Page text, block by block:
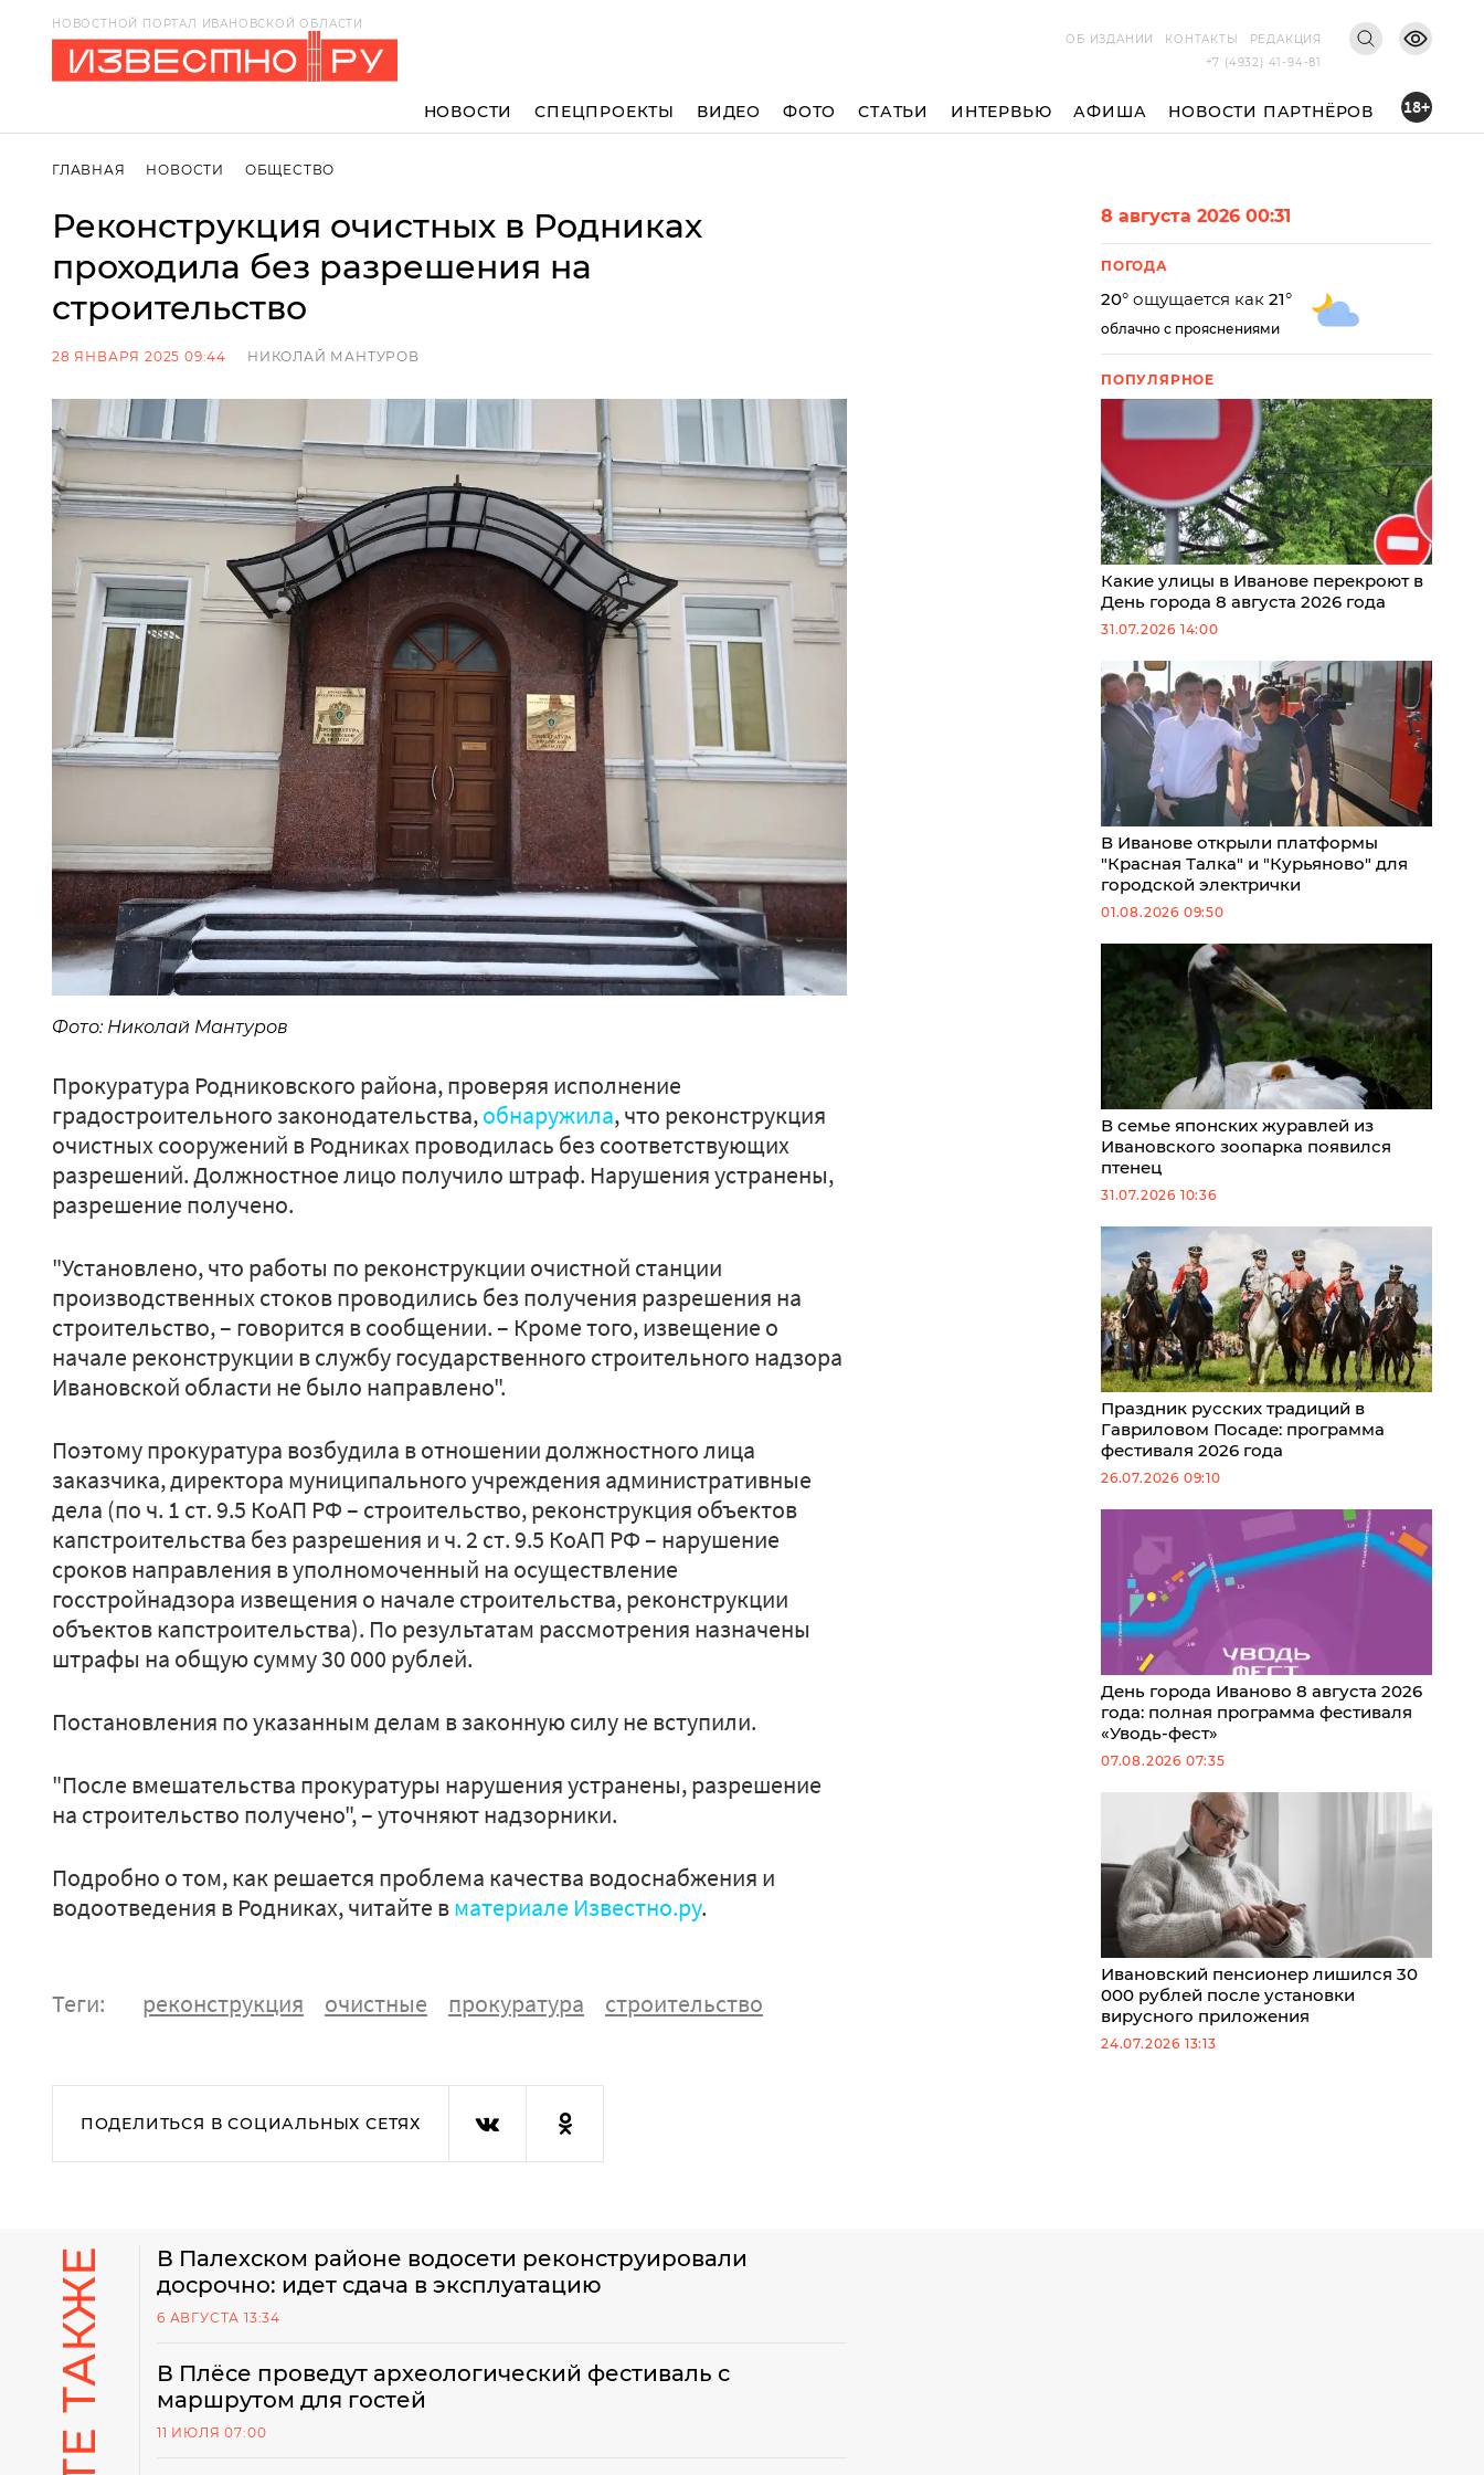
НОВОСТНОЙ ПОРТАЛ ИВАНОВСКОЙ ОБЛАСТИ
ОБ ИЗДАНИИ
КОНТАКТЫ
РЕДАКЦИЯ
+7 (4932) 41-94-81
НОВОСТИ СПЕЦПРОЕКТЫ ВИДЕО ФОТО СТАТЬИ ИНТЕРВЬЮ АФИША НОВОСТИ ПАРТНЁРОВ 18+
ГЛАВНАЯ НОВОСТИ ОБЩЕСТВО
Реконструкция очистных в Родниках
проходила без разрешения на
строительство
28 ЯНВАРЯ 2025 09:44 НИКОЛАЙ МАНТУРОВ
Фото: Николай Мантуров
Прокуратура Родниковского района, проверяя исполнение
градостроительного законодательства,обнаружила, что реконструкция
очистных сооружений в Родниках проводилась без соответствующих
разрешений. Должностное лицо получило штраф. Нарушения устранены,
разрешение получено.
"Установлено, что работы по реконструкции очистной станции
производственных стоков проводились без получения разрешения на
строительство, – говорится в сообщении. – Кроме того, извещение о
начале реконструкции в службу государственного строительного надзора
Ивановской области не было направлено".
Поэтому прокуратура возбудила в отношении должностного лица
заказчика, директора муниципального учреждения административные
дела (по ч. 1 ст. 9.5 КоАП РФ – строительство, реконструкция объектов
капстроительства без разрешения и ч. 2 ст. 9.5 КоАП РФ – нарушение
сроков направления в уполномоченный на осуществление
госстройнадзора извещения о начале строительства, реконструкции
объектов капстроительства). По результатам рассмотрения назначены
штрафы на общую сумму 30 000 рублей.
Постановления по указанным делам в законную силу не вступили.
"После вмешательства прокуратуры нарушения устранены, разрешение
на строительство получено", – уточняют надзорники.
Подробно о том, как решается проблема качества водоснабжения и
водоотведения в Родниках, читайте вматериале Известно.ру.
Теги: реконструкция очистные прокуратура строительство
ПОДЕЛИТЬСЯ В СОЦИАЛЬНЫХ СЕТЯХ
8 августа 2026 00:31
ПОГОДА
20° ощущается как 21°
облачно с прояснениями
ПОПУЛЯРНОЕ
Какие улицы в Иванове перекроют в
День города 8 августа 2026 года
31.07.2026 14:00
В Иванове открыли платформы
"Красная Талка" и "Курьяново" для
городской электрички
01.08.2026 09:50
В семье японских журавлей из
Ивановского зоопарка появился
птенец
31.07.2026 10:36
Праздник русских традиций в
Гавриловом Посаде: программа
фестиваля 2026 года
26.07.2026 09:10
День города Иваново 8 августа 2026
года: полная программа фестиваля
«Уводь-фест»
07.08.2026 07:35
Ивановский пенсионер лишился 30
000 рублей после установки
вирусного приложения
24.07.2026 13:13
В Палехском районе водосети реконструировали
досрочно: идет сдача в эксплуатацию
6 АВГУСТА 13:34
В Плёсе проведут археологический фестиваль с
маршрутом для гостей
11 ИЮЛЯ 07:00